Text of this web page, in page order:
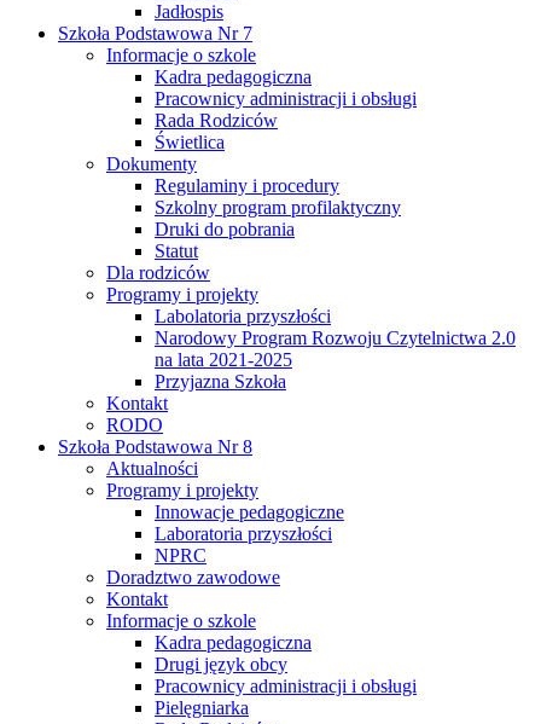
Jadłospis
Szkoła Podstawowa Nr 7
Informacje o szkole
Kadra pedagogiczna
Pracownicy administracji i obsługi
Rada Rodziców
Świetlica
Dokumenty
Regulaminy i procedury
Szkolny program profilaktyczny
Druki do pobrania
Statut
Dla rodziców
Programy i projekty
Labolatoria przyszłości
Narodowy Program Rozwoju Czytelnictwa 2.0
na lata 2021-2025
Przyjazna Szkoła
Kontakt
RODO
Szkoła Podstawowa Nr 8
Aktualności
Programy i projekty
Innowacje pedagogiczne
Laboratoria przyszłości
NPRC
Doradztwo zawodowe
Kontakt
Informacje o szkole
Kadra pedagogiczna
Drugi język obcy
Pracownicy administracji i obsługi
Pielęgniarka